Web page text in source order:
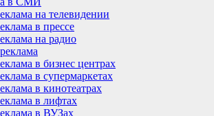
на телевидении
в прессе
на радио
в бизнес центрах
в супермаркетах
в кинотеатрах
в лифтах
в ВУЗах